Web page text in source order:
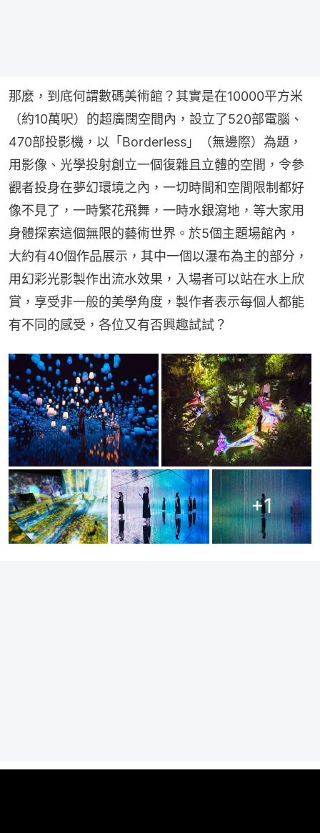
那麼，到底何謂數碼美術館？其實是在10000平方米
（約10萬呎）的超廣闊空間內，設立了520部電腦、
470部投影機，以「Borderless」（無邊際）為題，
用影像、光學投射創立一個復雜且立體的空間，令參
觀者投身在夢幻環境之內，一切時間和空間限制都好
像不見了，一時繁花飛舞，一時水銀瀉地，等大家用
身體探索這個無限的藝術世界。於5個主題場館內，
大約有40個作品展示，其中一個以瀑布為主的部分，
用幻彩光影製作出流水效果，入場者可以站在水上欣
賞，享受非一般的美學角度，製作者表示每個人都能
有不同的感受，各位又有否興趣試試？
+1